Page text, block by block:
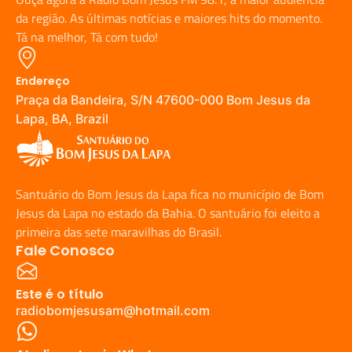
da região. As últimas notícias e maiores hits do momento.
Tá na melhor, Tá com tudo!
Endereço
Praça da Bandeira, S/N 47600-000 Bom Jesus da
Lapa, BA, Brazil
Santuário do Bom Jesus da Lapa fica no município de Bom
Jesus da Lapa no estado da Bahia. O santuário foi eleito a
primeira das sete maravilhas do Brasil.
Fale Conosco
Este é o título
radiobomjesusam@hotmail.com